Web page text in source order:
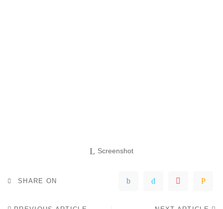
Screenshot
SHARE ON